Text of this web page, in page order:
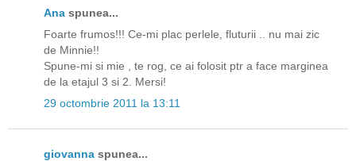
Ana spunea...
Foarte frumos!!! Ce-mi plac perlele, fluturii .. nu mai zic
de Minnie!!
Spune-mi si mie , te rog, ce ai folosit ptr a face marginea
de la etajul 3 si 2. Mersi!
29 octombrie 2011 la 13:11
giovanna spunea...